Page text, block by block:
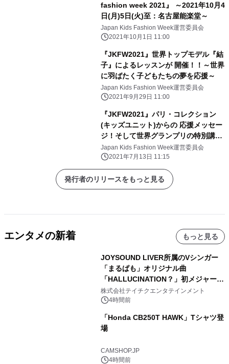
fashion week 2021』 ～2021年10月4
日(月)5日(火)至：名古屋能楽堂～
Japan Kids Fashion Week運営委員会
2021年10月1日 11:00
『JKFW2021』世界トップモデル『結
子』によるレッスンが 開催！！～世界
に羽ばたく子どもたちの夢を応援～
Japan Kids Fashion Week運営委員会
2021年9月29日 11:00
『JKFW2021』パリ・コレクション
(キッズユニット)からの 応援メッセー
ジ！そして世界グランプリの特別講師
を発表！！
Japan Kids Fashion Week運営委員会
2021年7月13日 11:15
発行者のリリースをもっと見る
エンタメの新着 もっと見る
JOYSOUND LIVER所属のVシンガー
「まるぱも」オリジナル曲
「HALLUCINATION？」初メジャー配
信リリース決定！
株式会社テイチクエンタテインメント
4時間前
「Honda CB250T HAWK」Tシャツ登
場
CAMSHOP.JP
4時間前